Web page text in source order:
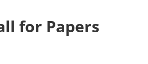
for Papers